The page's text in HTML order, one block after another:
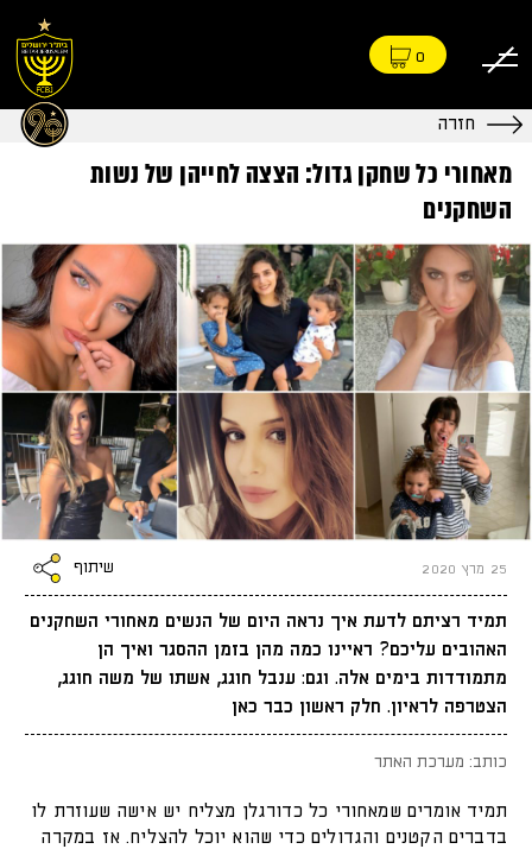
0
חזרה
מאחורי כל שחקן גדול: הצצה לחייהן של נשות
השחקנים
25 מרץ 2020 שיתוף
תמיד רציתם לדעת איך נראה היום של הנשים מאחורי השחקנים
האהובים עליכם? ראיינו כמה מהן בזמן ההסגר ואיך הן
מתמודדות בימים אלה. וגם: ענבל חוגג, אשתו של משה חוגג,
הצטרפה לראיון. חלק ראשון כבר כאן
כותב: מערכת האתר
תמיד אומרים שמאחורי כל כדורגלן מצליח יש אישה שעוזרת לו
בדברים הקטנים והגדולים כדי שהוא יוכל להצליח. אז במקרה